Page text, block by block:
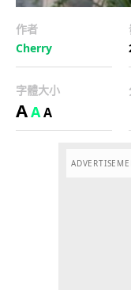
作者
Cherry
字體大小
AAA